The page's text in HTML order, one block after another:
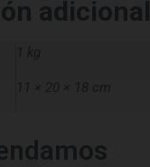
adicional
11 × 20 × 18 cm